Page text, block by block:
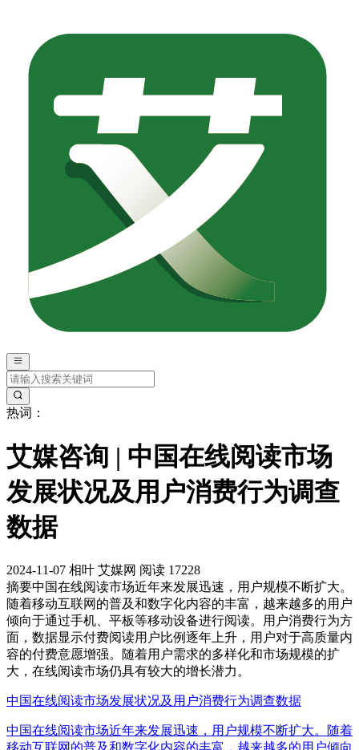
热词：
艾媒咨询 | 中国在线阅读市场
发展状况及用户消费行为调查
数据
2024-11-07 相叶 艾媒网 阅读 17228
摘要中国在线阅读市场近年来发展迅速，用户规模不断扩大。
随着移动互联网的普及和数字化内容的丰富，越来越多的用户
倾向于通过手机、平板等移动设备进行阅读。用户消费行为方
面，数据显示付费阅读用户比例逐年上升，用户对于高质量内
容的付费意愿增强。随着用户需求的多样化和市场规模的扩
大，在线阅读市场仍具有较大的增长潜力。
中国在线阅读市场发展状况及用户消费行为调查数据
中国在线阅读市场近年来发展迅速，用户规模不断扩大。随着